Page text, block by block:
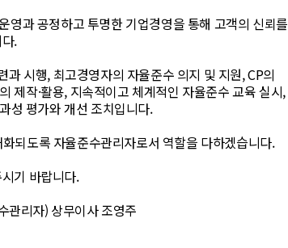
영과 공정하고 투명한 기업경영을 통해 고객의 신뢰를
.
시행, 최고경영자의 자율준수 의지 및 지원, CP의
제작·활용, 지속적이고 체계적인 자율준수 교육 실시,
성 평가와 개선 조치입니다.
되도록 자율준수관리자로서 역할을 다하겠습니다.
기 바랍니다.
관리자) 상무이사 조영주